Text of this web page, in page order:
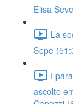
Elisa
La
Sepe
I
ascolto